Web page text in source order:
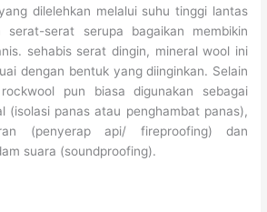
dilelehkan melalui suhu tinggi lantas
serat-serat serupa bagaikan membikin
sehabis serat dingin, mineral wool ini
dengan bentuk yang diinginkan. Selain
pun biasa digunakan sebagai
(isolasi panas atau penghambat panas),
(penyerap api/ fireproofing) dan
suara (soundproofing).